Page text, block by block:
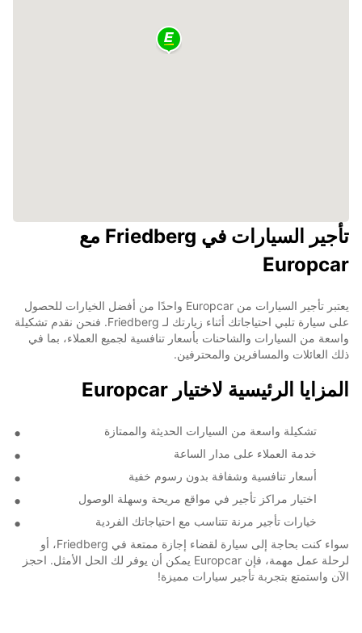
تأجير السيارات في Friedberg مع
Europcar
يعتبر تأجير السيارات من Europcar واحدًا من أفضل الخيارات للحصول
على سيارة تلبي احتياجاتك أثناء زيارتك لـ Friedberg. فنحن نقدم تشكيلة
واسعة من السيارات والشاحنات بأسعار تنافسية لجميع العملاء، بما في
ذلك العائلات والمسافرين والمحترفين.
المزايا الرئيسية لاختيار Europcar
تشكيلة واسعة من السيارات الحديثة والممتازة
خدمة العملاء على مدار الساعة
أسعار تنافسية وشفافة بدون رسوم خفية
اختيار مراكز تأجير في مواقع مريحة وسهلة الوصول
خيارات تأجير مرنة تتناسب مع احتياجاتك الفردية
سواء كنت بحاجة إلى سيارة لقضاء إجازة ممتعة في Friedberg، أو
لرحلة عمل مهمة، فإن Europcar يمكن أن يوفر لك الحل الأمثل. احجز
الآن واستمتع بتجربة تأجير سيارات مميزة!